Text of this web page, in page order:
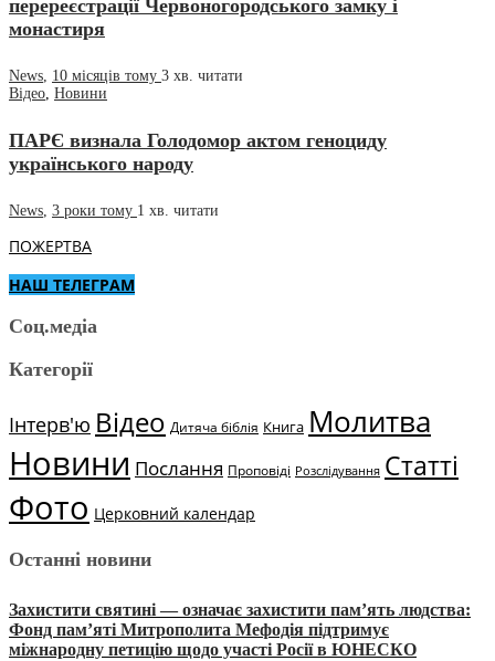
перереєстрації Червоногородського замку і
монастиря
News 10 місяців тому 3 хв. читати
Відео Новини
ПАРЄ визнала Голодомор актом геноциду
українського народу
News 3 роки тому 1 хв. читати
ПОЖЕРТВА
НАШ ТЕЛЕГРАМ
Соц.медіа
Категорії
Інтерв'ю Відео Дитяча біблія Книга Молитва
Новини Послання Проповіді Розслідування Статті
Фото Церковний календар
Останні новини
Захистити святині — означає захистити пам’ять людства:
Фонд пам’яті Митрополита Мефодія підтримує
міжнародну петицію щодо участі Росії в ЮНЕСКО